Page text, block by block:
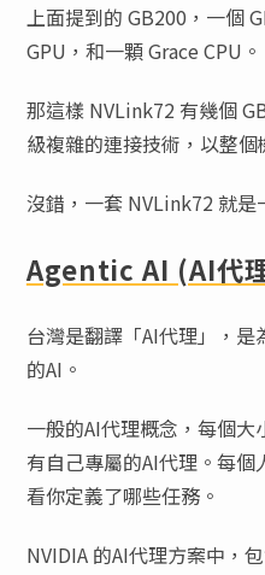
上面提到的 GB200，一個
GPU，和一顆 Grace CPU。
那這樣 NVLink72 有幾個
級複雜的連接技術，以整個
沒錯，一套 NVLink72 就是
Agentic AI (AI代
台灣是翻譯「AI代理」，
的AI。
一般的AI代理概念，每個
有自己專屬的AI代理。每
看你定義了哪些任務。
NVIDIA 的AI代理方案中，